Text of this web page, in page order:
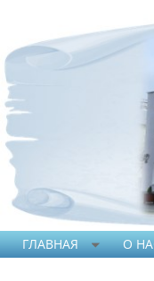
ГЛАВНАЯ О